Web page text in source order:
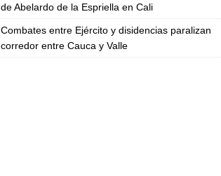
de Abelardo de la Espriella en Cali
Combates entre Ejército y disidencias paralizan
corredor entre Cauca y Valle